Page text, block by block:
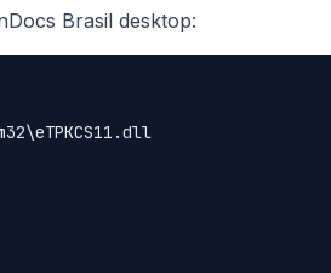
Brasil desktop: